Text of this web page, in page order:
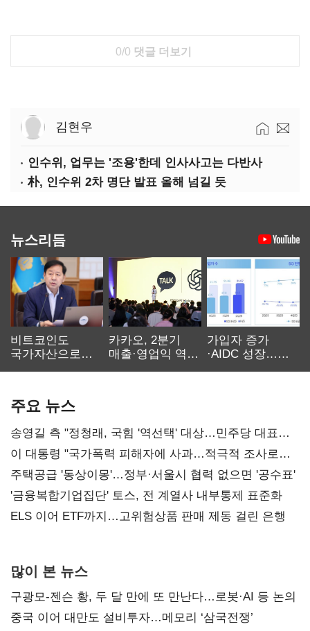
0/0 댓글 더보기
김현우
인수위, 업무는 '조용'한데 인사사고는 다반사
朴, 인수위 2차 명단 발표 올해 넘길 듯
뉴스리듬
비트코인도
국가자산으로…'
카카오, 2분기
매출·영업익 역대
가입자 증가
·AIDC 성장…
주요 뉴스
송영길 측 "정청래, 국힘 '역선택' 대상…민주당 대표로
총선 지휘 못해"
이 대통령 "국가폭력 피해자에 사과…적극적 조사로
진실 밝혀야"
주택공급 '동상이몽'…정부·서울시 협력 없으면 '공수표'
'금융복합기업집단' 토스, 전 계열사 내부통제 표준화
ELS 이어 ETF까지…고위험상품 판매 제동 걸린 은행
많이 본 뉴스
구광모-젠슨 황, 두 달 만에 또 만난다…로봇·AI 등 논의
중국 이어 대만도 설비투자…메모리 ‘삼국전쟁’